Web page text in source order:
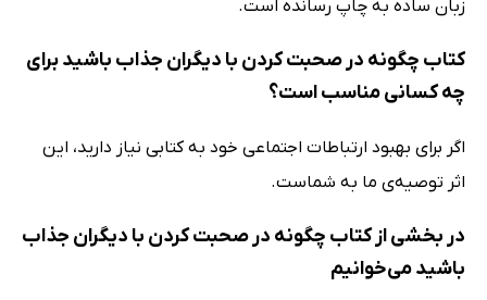
زبان ساده به چاپ رسانده است.
کتاب چگونه در صحبت کردن با دیگران جذاب باشید برای
چه کسانی مناسب است؟
اگر برای بهبود ارتباطات اجتماعی خود به کتابی نیاز دارید، این
اثر توصیه‌ی ما به شماست.
در بخشی از کتاب چگونه در صحبت کردن با دیگران جذاب
باشید می‌خوانیم